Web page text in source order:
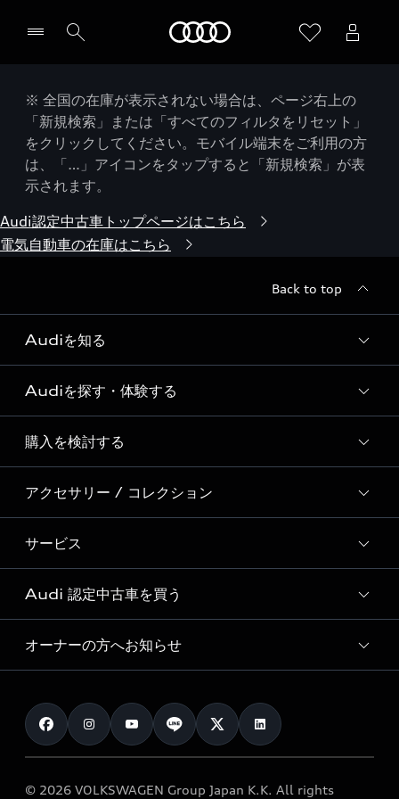
※ 全国の在庫が表示されない場合は、ページ右上の
「新規検索」または「すべてのフィルタをリセット」
をクリックしてください。モバイル端末をご利用の方
は、「…」アイコンをタップすると「新規検索」が表
示されます。
Audi認定中古車トップページはこちら
電気自動車の在庫はこちら
Back to top
Audiを知る
Audi ブランド
Story of Progress
Audi Sport
Formula 1®
デジタルサービス
Audiを探す・体験する
ディーラー検索
新車在庫検索
試乗車・展示車検索
見積り依頼
試乗予約
購入を検討する
モデル一覧
特別仕様モデル / 限定モデル
e-tronラインアップ
価格シミュレーション
車両比較
カタログ一覧
アクセサリー / コレクション
純正アクセサリー
オンラインショップ
Audi collection
アウディナビアプリ
サービス
サービス入庫予約
サービスプログラム
メンテナンス
車検 / 定期点検
e-tronアフターサポート
Audi 認定中古車を買う
Audi認定中古車
クオリティ
保証
メンテナンス
オーナーの方へお知らせ
お知らせ
オーナー様向けキャンペーン
© 2026 VOLKSWAGEN Group Japan K.K. All rights